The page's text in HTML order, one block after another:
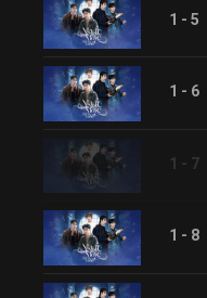
1 - 5
1 - 6
1 - 7
1 - 8